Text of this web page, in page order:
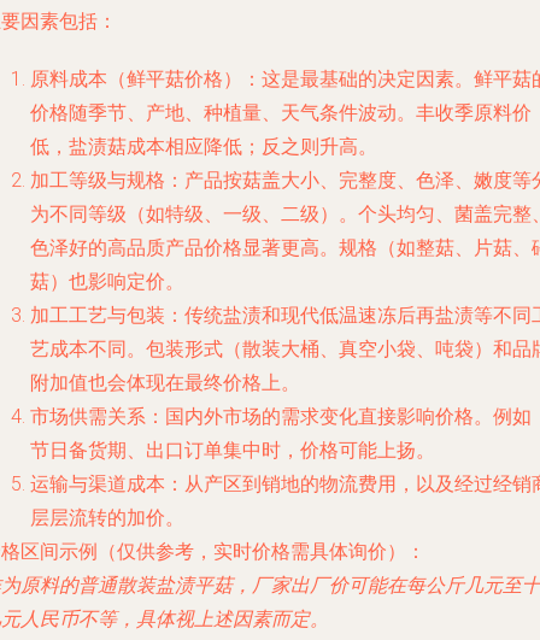
因素包括：
原料成本（鲜平菇价格）
：这是最基础的决定因素。鲜平菇
价格随季节、产地、种植量、天气条件波动。丰收季原料价
低，盐渍菇成本相应降低；反之则升高。
加工等级与规格 ：产品按菇盖大小、完整度、色泽、嫩度等
为不同等级（如特级、一级、二级）。个头均匀、菌盖完整
色泽好的高品质产品价格显著更高。规格（如整菇、片菇、
菇）也影响定价。
加工工艺与包装 ：传统盐渍和现代低温速冻后再盐渍等不同
艺成本不同。包装形式（散装大桶、真空小袋、吨袋）和品
附加值也会体现在最终价格上。
市场供需关系 ：国内外市场的需求变化直接影响价格。例如
节日备货期、出口订单集中时，价格可能上扬。
运输与渠道成本 ：从产区到销地的物流费用，以及经过经销
层层流转的加价。
区间示例（仅供参考，实时价格需具体询价）
：
原料的普通散装盐渍平菇，厂家出厂价可能在每公斤几元至十
人民币不等，具体视上述因素而定。